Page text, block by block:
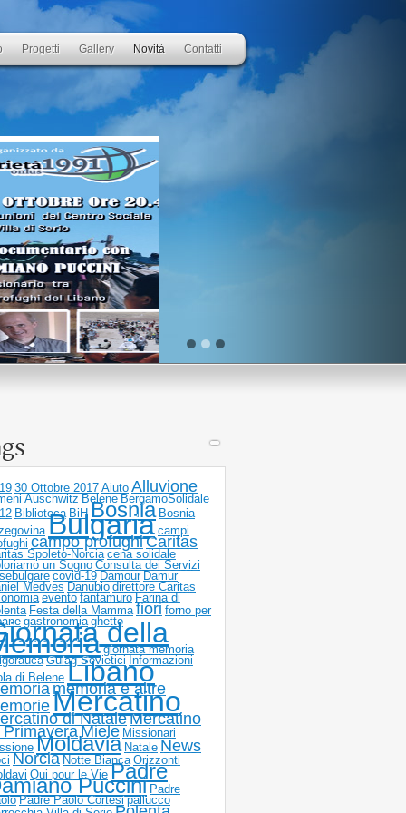
Progetti Gallery Novità Contatti
orizzonti
30 Ottobre 2017 Aiuto Alluvione
Auschwitz Belene BergamoSolidale
Biblioteca BiH Bosnia Bosnia
Bulgaria campi
campo profughiCaritas
Spoleto-Norcia cena solidale
un Sogno Consulta dei Servizi
covid-19 Damour Damur
Medves Danubio direttore Caritas
evento fantamuro Farina di
Festa della Mamma fiori forno per
gastronomia ghettodella
giornata memoria
Gulag Sovietici Informazioni
di Belene Libano
memoria e altre
Mercatino
di NataleMercatino
PrimaveraMiele Missionari
Moldavia Natale News
Norcia Notte Bianca Orizzonti
Oui pour le Vie Padre
Puccini Padre
Padre Paolo Cortesi pallucco